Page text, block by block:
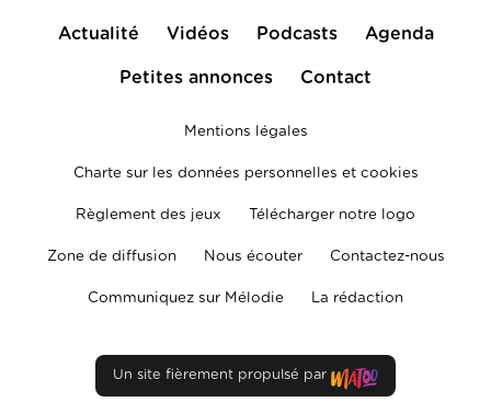
Actualité Vidéos Podcasts Agenda
Petites annonces Contact
Mentions légales
Charte sur les données personnelles et cookies
Règlement des jeux Télécharger notre logo
Zone de diffusion Nous écouter Contactez-nous
Communiquez sur Mélodie La rédaction
Un site fièrement propulsé par